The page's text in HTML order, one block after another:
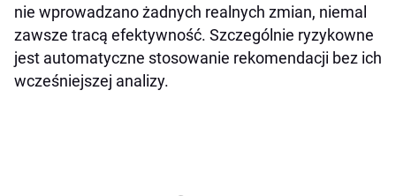
nie wprowadzano żadnych realnych zmian, niemal
zawsze tracą efektywność. Szczególnie ryzykowne
jest automatyczne stosowanie rekomendacji bez ich
wcześniejszej analizy.